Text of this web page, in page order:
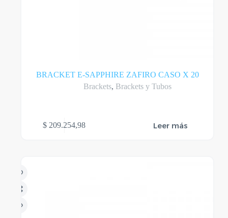
BRACKET E-SAPPHIRE ZAFIRO CASO X 20
Brackets, Brackets y Tubos
$ 209.254,98 Leer más